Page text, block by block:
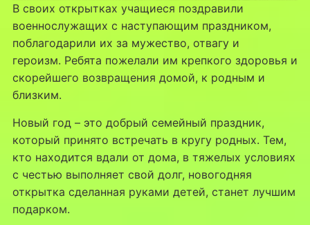
В своих открытках учащиеся поздравили
военнослужащих с наступающим праздником,
поблагодарили их за мужество, отвагу и
героизм. Ребята пожелали им крепкого здоровья и
скорейшего возвращения домой, к родным и
близким.
Новый год – это добрый семейный праздник,
который принято встречать в кругу родных. Тем,
кто находится вдали от дома, в тяжелых условиях
с честью выполняет свой долг, новогодняя
открытка сделанная руками детей, станет лучшим
подарком.